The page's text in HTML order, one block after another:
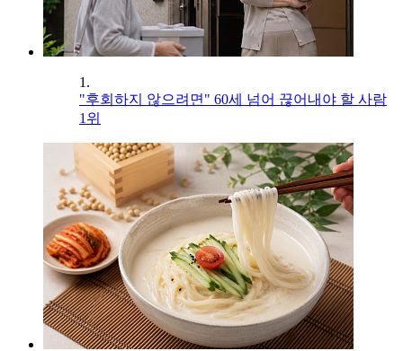
1.
"후회하지 않으려면" 60세 넘어 끊어내야 할 사람
1위